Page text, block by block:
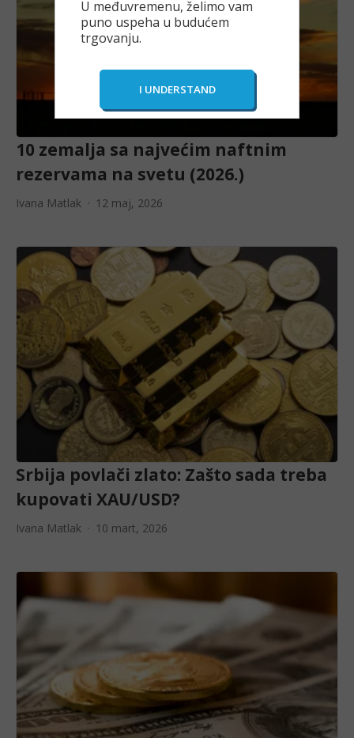
10 zemalja sa najvećim naftnim
rezervama na svetu (2026.)
Ivana Matlak 12 maj, 2026
Srbija povlači zlato: Zašto sada treba
kupovati XAU/USD?
Ivana Matlak 10 mart, 2026
U međuvremenu, želimo vam
puno uspeha u budućem
trgovanju.